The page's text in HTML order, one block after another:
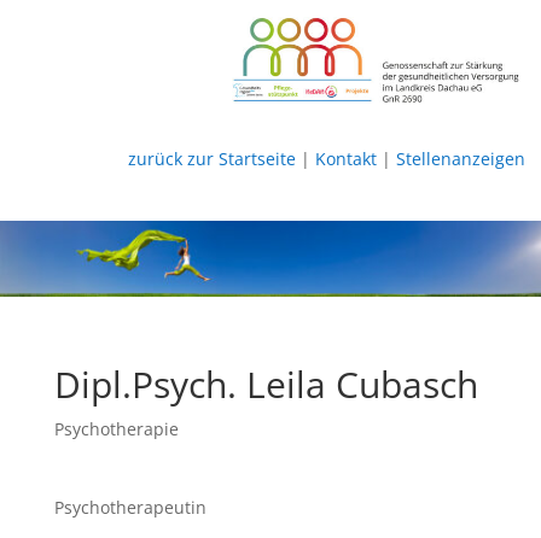
zurück zur Startseite| Kontakt| Stellenanzeigen
Dipl.Psych. Leila Cubasch
Psychotherapie
Psychotherapeutin